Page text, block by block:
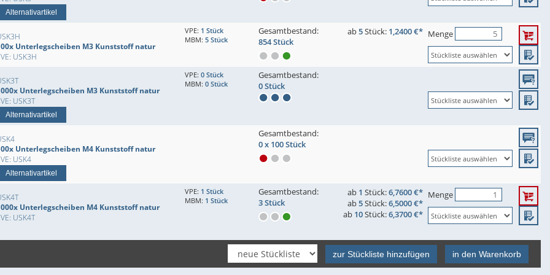
Alternativartikel
Unterlegscheiben M3 Kunststoff natur
USK3H
VPE: 1 Stück
MBM: 5 Stück
Gesamtbestand:
854 Stück
ab5Stück: 1,2400 €* Menge
Unterlegscheiben M3 Kunststoff natur
USK3T
Alternativartikel
VPE: 0 Stück
MBM: 0 Stück
Gesamtbestand:
0 Stück
Unterlegscheiben M4 Kunststoff natur
USK4
Alternativartikel
Gesamtbestand:
0 x 100 Stück
Unterlegscheiben M4 Kunststoff natur
USK4T
VPE: 1 Stück
MBM: 1 Stück
Gesamtbestand:
3 Stück
ab 1 Stück:6,7600 €*
ab5Stück:6,5000 €*
ab 10Stück:6,3700 €*
Menge
zur Stückliste hinzufügen in den Warenkorb